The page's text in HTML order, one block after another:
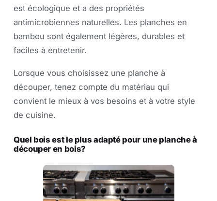
est écologique et a des propriétés
antimicrobiennes naturelles. Les planches en
bambou sont également légères, durables et
faciles à entretenir.
Lorsque vous choisissez une planche à
découper, tenez compte du matériau qui
convient le mieux à vos besoins et à votre style
de cuisine.
Quel bois est le plus adapté pour une planche à
découper en bois?